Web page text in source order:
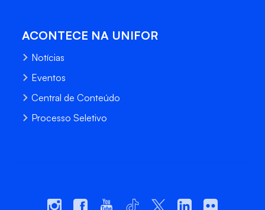
ACONTECE NA UNIFOR
Notícias
Eventos
Central de Conteúdo
Processo Seletivo